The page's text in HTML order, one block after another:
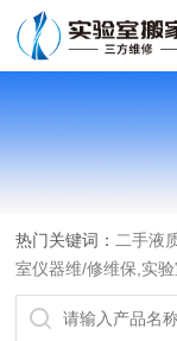
热门关键词： 二手液
室仪器维/修维保,实